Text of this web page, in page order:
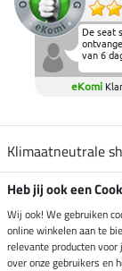
De seat
van 6
en deze
Heerlijk
elkaar in
eKomi
Klimaatneutrale
Verzending per
Heb jij ook een
Wij ook! We gebruiken
online winkelen aan te
relevante producten
over onze gebruikers en